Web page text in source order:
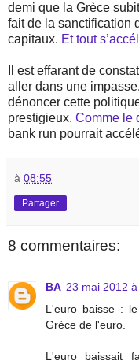
demi que la Grèce
fait de la sanctification
capitaux. Et tout
Il est effarant de
aller dans une
dénoncer cette
prestigieux. Comme le
bank run pourrait
à 08:55
Partager
8 commentaires:
BA 23 mai 2012
L'euro baisse :
Grèce de l'euro.
L'euro baissait